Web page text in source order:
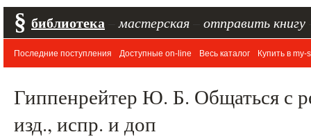
§ библиотека мастерская отправить книгу
Последние поступления Доступные on-line Весь каталог Купить в my-
Гиппенрейтер Ю. Б. Общаться с
изд., испр. и доп